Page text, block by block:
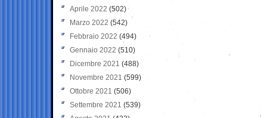
Aprile 2022 (502)
Marzo 2022 (542)
Febbraio 2022 (494)
Gennaio 2022 (510)
Dicembre 2021 (488)
Novembre 2021 (599)
Ottobre 2021 (506)
Settembre 2021 (539)